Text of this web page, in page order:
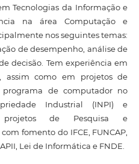
Tecnologias da Informação e
na área Computação e
nos seguintes temas:
de desempenho, análise de
decisão. Tem experiência em
assim como em projetos de
programa de computador no
Industrial (INPI) e
projetos de Pesquisa e
fomento do IFCE, FUNCAP,
Lei de Informática e FNDE.